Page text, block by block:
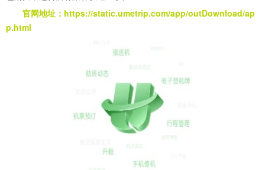
官网地址：https://static.umetrip.com/app/outDownload/ap
p.html